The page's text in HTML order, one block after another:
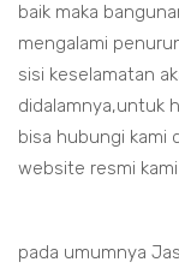
baik maka
mengalami
sisi keselamatan
didalamnya,untuk
bisa hubungi kami
website resmi
pada umumnya